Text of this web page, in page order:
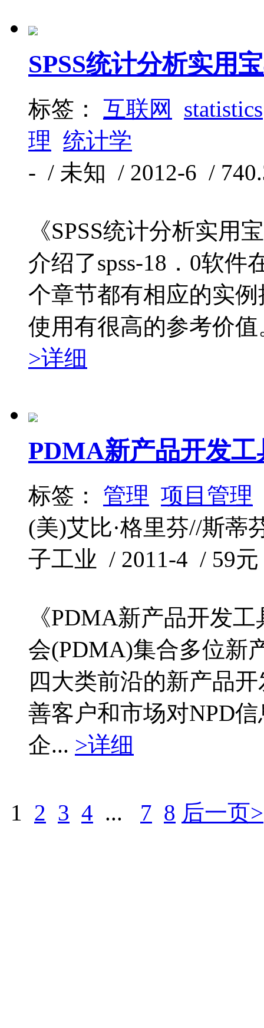
SPSS统计分析实用
标签： 互联网
statistics
理 统计学
- / 未知 / 2012-6 /
《SPSS统计分析实用
介绍了spss-18．0软
个章节都有相应的实
使用有很高的参考价值
>详细
PDMA新产品开发工
标签： 管理 项目管理
(美)艾比·格里芬//斯蒂
子工业 / 2011-4 / 59
《PDMA新产品开发
会(PDMA)集合多位新
四大类前沿的新产品
善客户和市场对NPD
企... >详细
1 2 3 4 ... 7 8 后一页>